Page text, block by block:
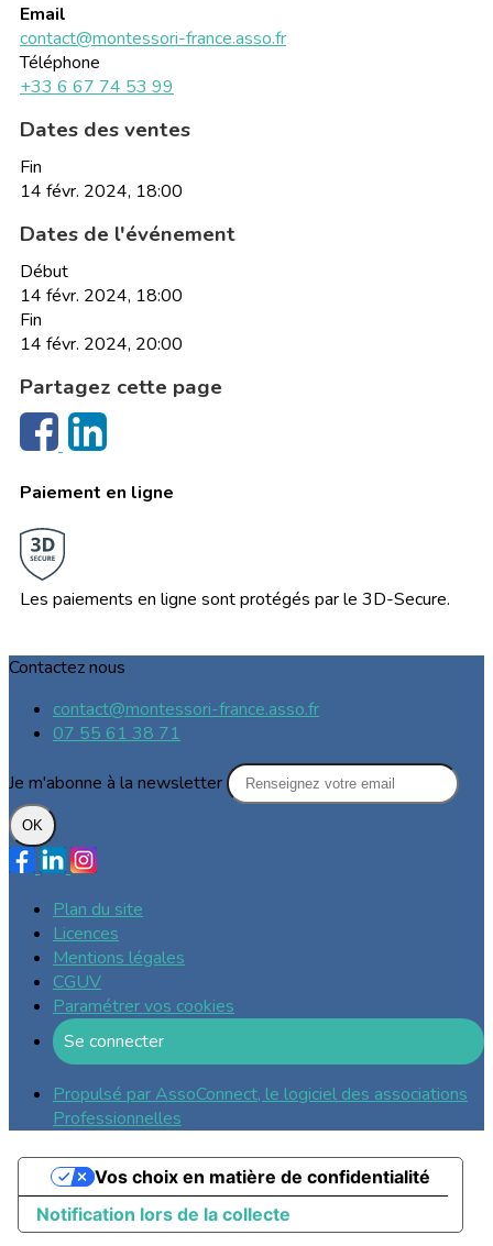
Email
contact@montessori-france.asso.fr
Téléphone
+33 6 67 74 53 99
Dates des ventes
Fin
14 févr. 2024, 18:00
Dates de l'événement
Début
14 févr. 2024, 18:00
Fin
14 févr. 2024, 20:00
Partagez cette page
Paiement en ligne
Les paiements en ligne sont protégés par le 3D-Secure.
Contactez nous
contact@montessori-france.asso.fr
07 55 61 38 71
Je m'abonne à la newsletter
OK
Plan du site
Licences
Mentions légales
CGUV
Paramétrer vos cookies
Se connecter
Propulsé par AssoConnect, le logiciel des associations
Professionnelles
Notification lors de la collecte
Vos choix en matière de confidentialité